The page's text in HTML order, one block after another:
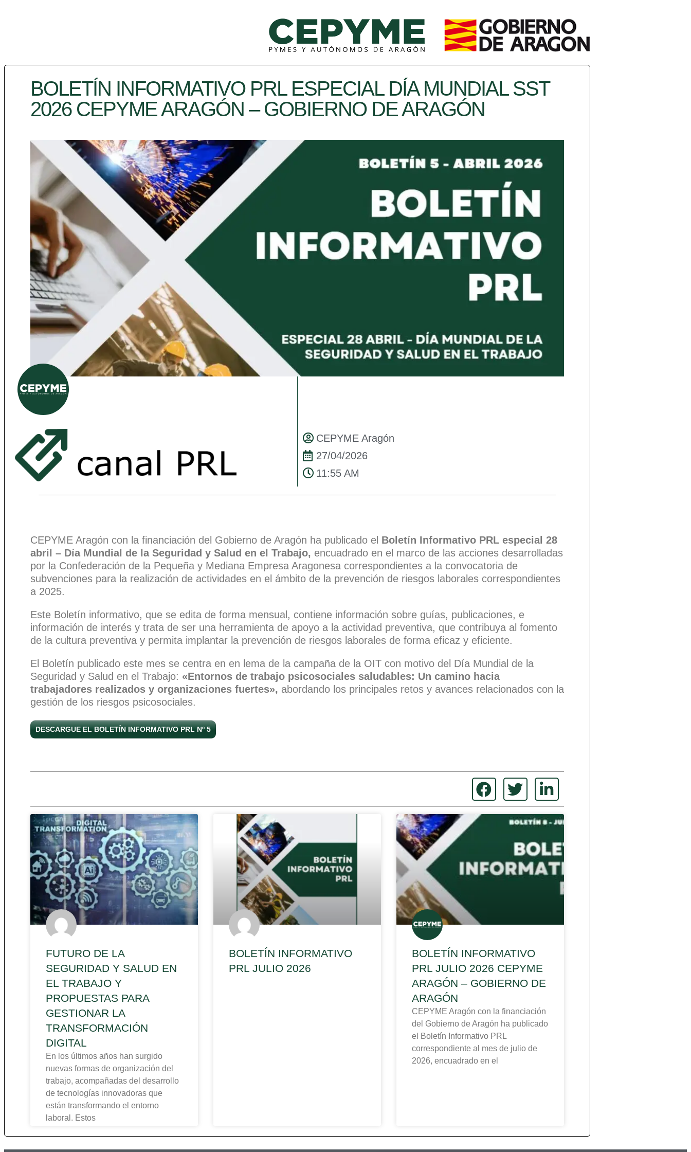
BOLETÍN INFORMATIVO PRL ESPECIAL DÍA MUNDIAL SST
2026 CEPYME ARAGÓN – GOBIERNO DE ARAGÓN
CEPYME Aragón
27/04/2026
11:55 AM
CEPYME Aragón con la financiación del Gobierno de Aragón ha publicado el Boletín Informativo PRL especial 28
abril – Día Mundial de la Seguridad y Salud en el Trabajo, encuadrado en el marco de las acciones desarrolladas
por la Confederación de la Pequeña y Mediana Empresa Aragonesa correspondientes a la convocatoria de
subvenciones para la realización de actividades en el ámbito de la prevención de riesgos laborales correspondientes
a 2025.
Este Boletín informativo, que se edita de forma mensual, contiene información sobre guías, publicaciones, e
información de interés y trata de ser una herramienta de apoyo a la actividad preventiva, que contribuya al fomento
de la cultura preventiva y permita implantar la prevención de riesgos laborales de forma eficaz y eficiente.
El Boletín publicado este mes se centra en en lema de la campaña de la OIT con motivo del Día Mundial de la
Seguridad y Salud en el Trabajo: «Entornos de trabajo psicosociales saludables: Un camino hacia
trabajadores realizados y organizaciones fuertes», abordando los principales retos y avances relacionados con la
gestión de los riesgos psicosociales.
DESCARGUE EL BOLETÍN INFORMATIVO PRL Nº 5
FUTURO DE LA
SEGURIDAD Y SALUD EN
EL TRABAJO Y
PROPUESTAS PARA
GESTIONAR LA
TRANSFORMACIÓN
DIGITAL
En los últimos años han surgido
nuevas formas de organización del
trabajo, acompañadas del desarrollo
de tecnologías innovadoras que
están transformando el entorno
laboral. Estos
BOLETÍN INFORMATIVO
PRL JULIO 2026
BOLETÍN INFORMATIVO
PRL JULIO 2026 CEPYME
ARAGÓN – GOBIERNO DE
ARAGÓN
CEPYME Aragón con la financiación
del Gobierno de Aragón ha publicado
el Boletín Informativo PRL
correspondiente al mes de julio de
2026, encuadrado en el